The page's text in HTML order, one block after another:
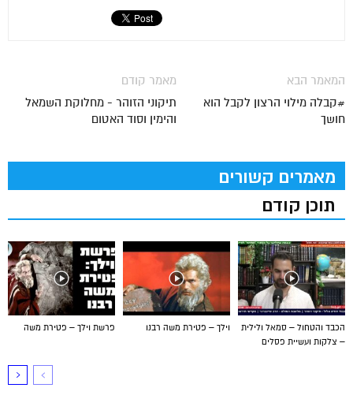
מאמר קודם
תיקוני הזוהר - מחלוקת השמאל
והימין וסוד האטום
המאמר הבא
#קבלה מילוי הרצון לקבל הוא
חושך
מאמרים קשורים
תוכן קודם
פרשת וילך – פטירת משה וילך – פטירת משה רבנו
הכבד והטחול – סמאל ולילית
– צלקות ועשיית פסלים